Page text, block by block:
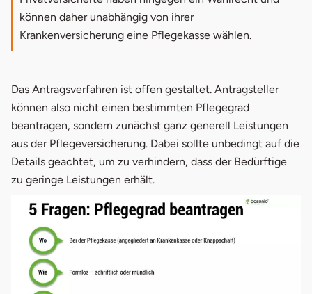
5. Pflegegrad Erhöhung beantragen
können daher unabhängig von ihrer
Krankenversicherung eine Pflegekasse wählen.
Das Antragsverfahren ist offen gestaltet. Antragsteller
können also nicht einen bestimmten Pflegegrad
beantragen, sondern zunächst ganz generell Leistungen
aus der Pflegeversicherung. Dabei sollte unbedingt auf die
Details geachtet, um zu verhindern, dass der Bedürftige
zu geringe Leistungen erhält.